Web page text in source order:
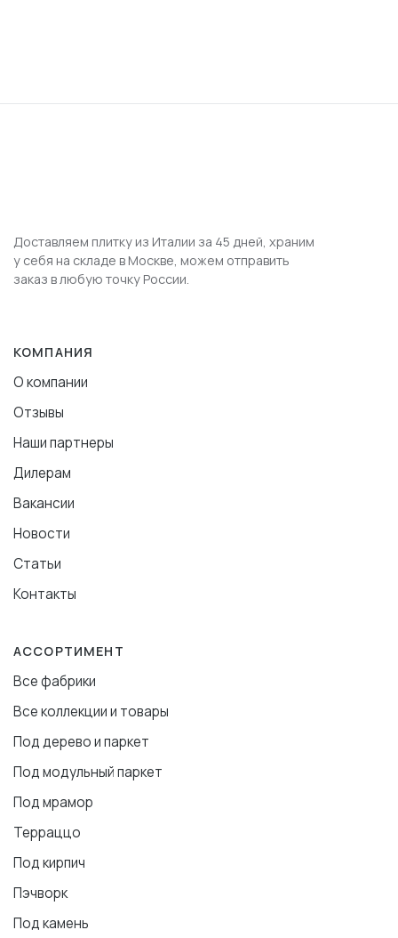
Доставляем плитку из Италии за 45 дней, храним
у себя на складе в Москве, можем отправить
заказ в любую точку России.
КОМПАНИЯ
О компании
Отзывы
Наши партнеры
Дилерам
Вакансии
Новости
Статьи
Контакты
АССОРТИМЕНТ
Все фабрики
Все коллекции и товары
Под дерево и паркет
Под модульный паркет
Под мрамор
Терраццо
Под кирпич
Пэчворк
Под камень